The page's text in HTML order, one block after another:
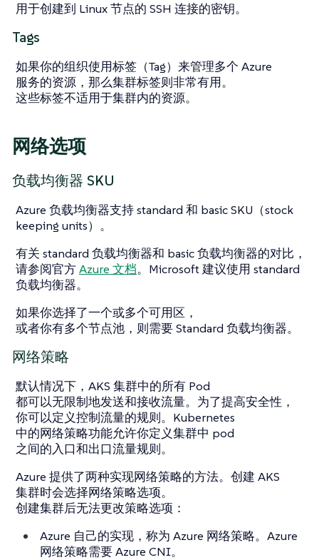
用于创建到 Linux 节点的 SSH 连接的密钥。
Tags
如果你的组织使用标签（Tag）来管理多个 Azure
服务的资源，那么集群标签则非常有用。
这些标签不适用于集群内的资源。
网络选项
负载均衡器 SKU
Azure 负载均衡器支持 standard 和 basic SKU（stock
keeping units）。
有关 standard 负载均衡器和 basic 负载均衡器的对比，
请参阅官方Azure 文档。Microsoft 建议使用 standard
负载均衡器。
如果你选择了一个或多个可用区，
或者你有多个节点池，则需要 Standard 负载均衡器。
网络策略
默认情况下，AKS 集群中的所有 Pod
都可以无限制地发送和接收流量。为了提高安全性，
你可以定义控制流量的规则。Kubernetes
中的网络策略功能允许你定义集群中 pod
之间的入口和出口流量规则。
Azure 提供了两种实现网络策略的方法。创建 AKS
集群时会选择网络策略选项。
创建集群后无法更改策略选项：
Azure 自己的实现，称为 Azure 网络策略。Azure
网络策略需要 Azure CNI。